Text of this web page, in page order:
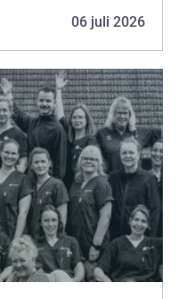
06 juli 2026